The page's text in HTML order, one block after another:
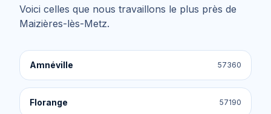
Voici celles que nous travaillons le plus près de
Maizières-lès-Metz.
Amnéville 57360
Florange 57190